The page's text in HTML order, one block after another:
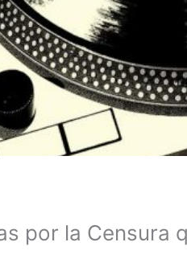
por la Censura